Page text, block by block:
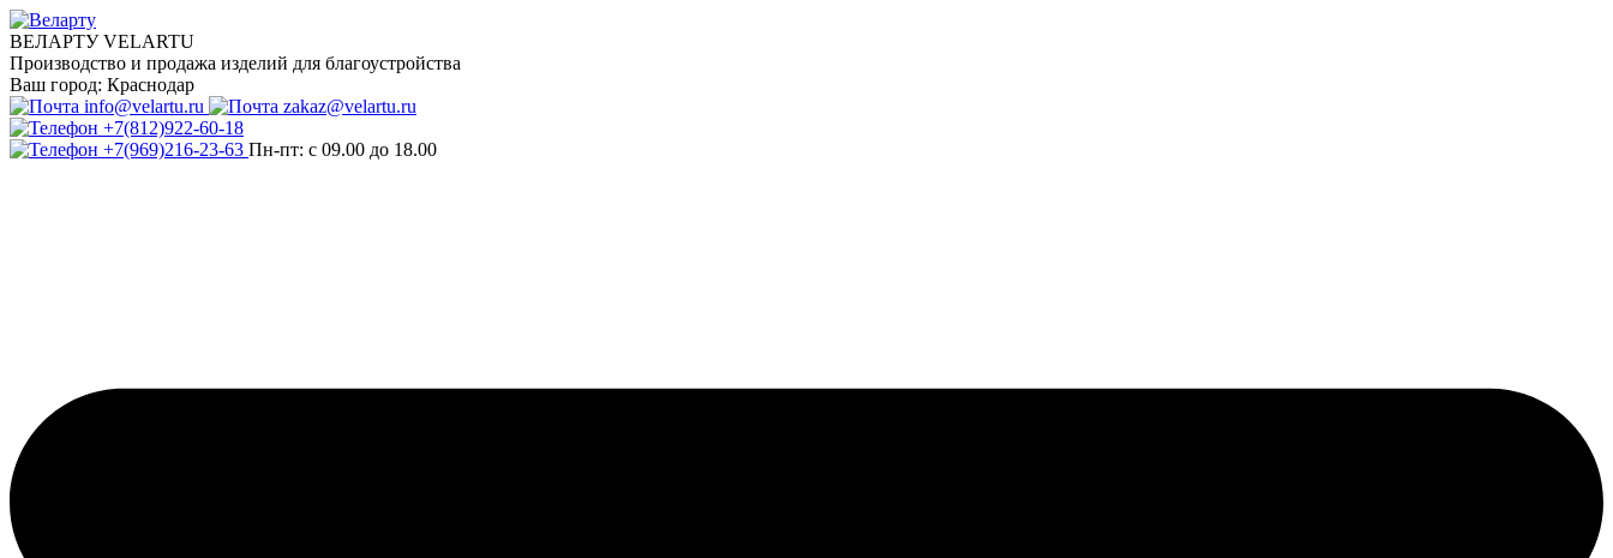
ВЕЛАРТУ VELARTU
Производство и продажа изделий для благоустройства
Ваш город: Краснодар
info@velartu.ru
zakaz@velartu.ru
+7(812)922-60-18
+7(969)216-23-63 Пн-пт: с 09.00 до 18.00